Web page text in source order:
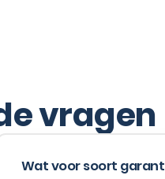
vragen
Wat voor soort